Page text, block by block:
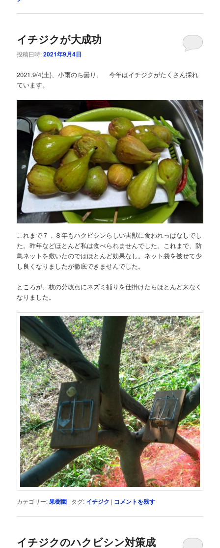
イチジクが大成功
投稿日時:2021年9月4日
2021.9/4(土)、小雨のち曇り、 今年はイチジクがたくさん採れ
ています。
これまで７，８年もハクビシンらしい害獣に食われっぱなしでし
た。昨年などほとんど私は食べられませんでした。これまで、防
鳥ネットを敷いたのではほとんど効果なし。ネット袋を被せて少
し良くなりましたが徹底できませんでした。
ところが、枝の分岐点にネズミ捕りを仕掛けたらほとんど来なく
なりました。
カテゴリー:果樹園 | タグ: イチジク | コメントを残す
イチジクのハクビシン対策成